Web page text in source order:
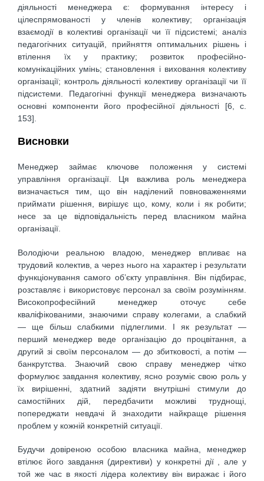
діяльності менеджера є: формування інтересу і
цілеспрямованості у членів колективу; організація
взаємодії в колективі організації чи її підсистемі; аналіз
педагогічних ситуацій, прийняття оптимальних рішень і
втілення їх у практику; розвиток професійно-
комунікаційних умінь; становлення і виховання колективу
організації; контроль діяльності колективу організації чи її
підсистеми. Педагогічні функції менеджера визначають
основні компоненти його професійної діяльності [6, c.
153].
Висновки
Менеджер займає ключове положення у системі
управління організації. Ця важлива роль менеджера
визначається тим, що він наділений повноваженнями
приймати рішення, вирішує що, кому, коли і як робити;
несе за це відповідальність перед власником майна
організації.
Володіючи реальною владою, менеджер впливає на
трудовий колектив, а через нього на характер і результати
функціонування самого об’єкту управління. Він підбирає,
розставляє і використовує персонал за своїм розумінням.
Високопрофесійний менеджер оточує себе
кваліфікованими, знаючими справу колегами, а слабкий
— ще більш слабкими підлеглими. І як результат —
перший менеджер веде організацію до процвітання, а
другий зі своїм персоналом — до збитковості, а потім —
банкрутства. Знаючий свою справу менеджер чітко
формулює завдання колективу, ясно розуміє свою роль у
їх вирішенні, здатний задіяти внутрішні стимули до
самостійних дій, передбачити можливі труднощі,
попереджати невдачі й знаходити найкраще рішення
проблем у кожній конкретній ситуації.
Будучи довіреною особою власника майна, менеджер
втілює його завдання (директиви) у конкретні дії , але у
той же час в якості лідера колективу він виражає і його